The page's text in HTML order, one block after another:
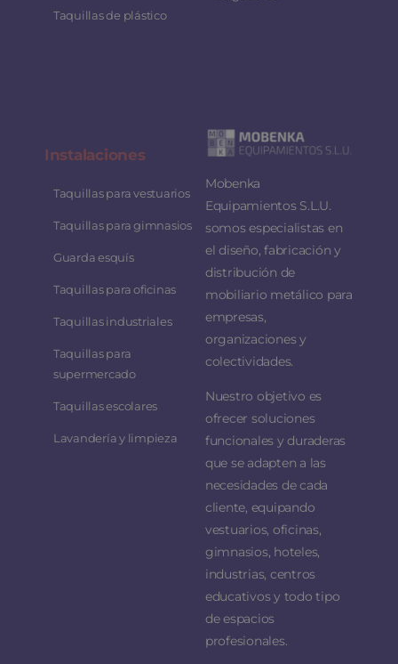
Taquillas de plástico
Instalaciones
Taquillas para vestuarios
Taquillas para gimnasios
Guarda esquís
Taquillas para oficinas
Taquillas industriales
Taquillas para
supermercado
Taquillas escolares
Lavandería y limpieza
Mobenka
Equipamientos S.L.U.
somos especialistas en
el diseño, fabricación y
distribución de
mobiliario metálico para
empresas,
organizaciones y
colectividades.
Nuestro objetivo es
ofrecer soluciones
funcionales y duraderas
que se adapten a las
necesidades de cada
cliente, equipando
vestuarios, oficinas,
gimnasios, hoteles,
industrias, centros
educativos y todo tipo
de espacios
profesionales.